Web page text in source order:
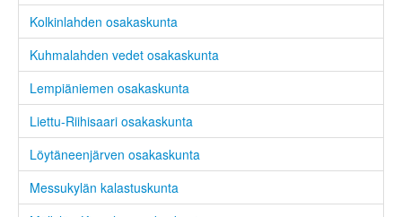
Kolkinlahden osakaskunta
Kuhmalahden vedet osakaskunta
Lempiäniemen osakaskunta
Liettu-Riihisaari osakaskunta
Löytäneenjärven osakaskunta
Messukylän kalastuskunta